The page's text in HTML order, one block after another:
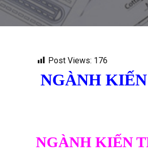
Post Views: 176
NGÀNH
NGÀNH KIẾN